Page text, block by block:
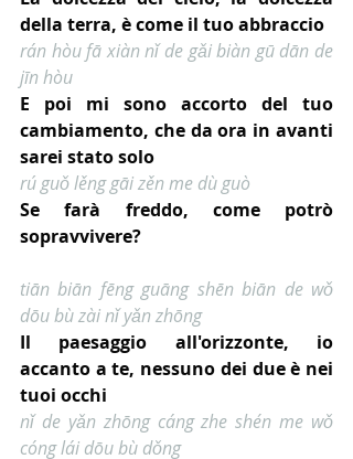
della terra, è come il tuo abbraccio
rán hòu fā xiàn nǐ de gǎi biàn gū dān de
jīn hòu
E poi mi sono accorto del tuo
cambiamento, che da ora in avanti
sarei stato solo
rú guǒ lěng gāi zěn me dù guò
Se farà freddo, come potrò
sopravvivere?
tiān biān fēng guāng shēn biān de wǒ
dōu bù zài nǐ yǎn zhōng
Il paesaggio all'orizzonte, io
accanto a te, nessuno dei due è nei
tuoi occhi
nǐ de yǎn zhōng cáng zhe shén me wǒ
cóng lái dōu bù dǒng